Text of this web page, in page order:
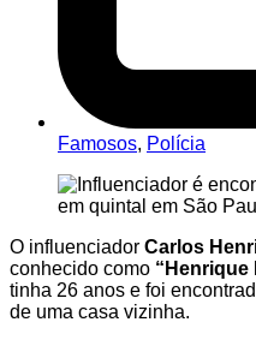
Famosos, Polícia
O influenciador Carlos
conhecido como “Henrique
tinha 26 anos e foi
de uma casa vizinha.